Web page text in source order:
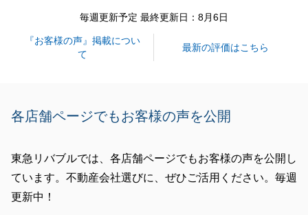
ればと存じます。
毎週更新予定 最終更新日：8月6日
『お客様の声』掲載につい
て
最新の評価はこちら
各店舗ページでもお客様の声を公開
東急リバブルでは、各店舗ページでもお客様の声を公開し
ています。不動産会社選びに、ぜひご活用ください。毎週
更新中！